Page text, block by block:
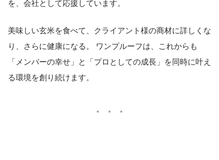
を、会社として応援しています。
美味しい玄米を食べて、クライアント様の商材に詳しくな
り、さらに健康になる。 ワンプルーフは、これからも
「メンバーの幸せ」と「プロとしての成長」を同時に叶え
る環境を創り続けます。